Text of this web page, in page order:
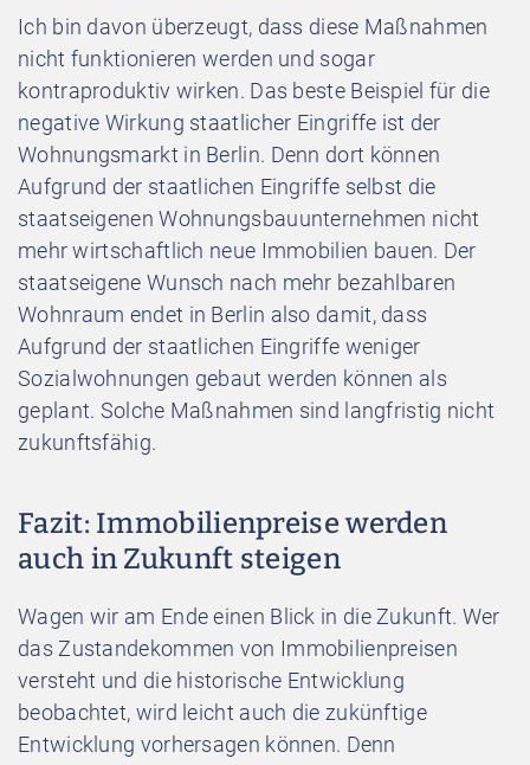
Ich bin davon überzeugt, dass diese Maßnahmen
nicht funktionieren werden und sogar
kontraproduktiv wirken. Das beste Beispiel für die
negative Wirkung staatlicher Eingriffe ist der
Wohnungsmarkt in Berlin. Denn dort können
Aufgrund der staatlichen Eingriffe selbst die
staatseigenen Wohnungsbauunternehmen nicht
mehr wirtschaftlich neue Immobilien bauen. Der
staatseigene Wunsch nach mehr bezahlbaren
Wohnraum endet in Berlin also damit, dass
Aufgrund der staatlichen Eingriffe weniger
Sozialwohnungen gebaut werden können als
geplant. Solche Maßnahmen sind langfristig nicht
zukunftsfähig.
Fazit: Immobilienpreise werden
auch in Zukunft steigen
Wagen wir am Ende einen Blick in die Zukunft. Wer
das Zustandekommen von Immobilienpreisen
versteht und die historische Entwicklung
beobachtet, wird leicht auch die zukünftige
Entwicklung vorhersagen können. Denn